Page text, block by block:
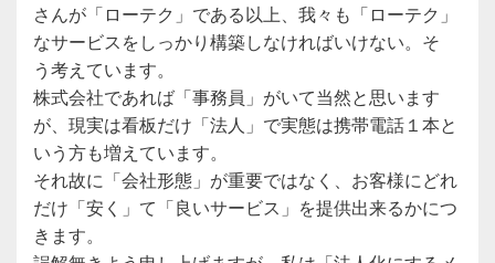
さんが「ローテク」である以上、我々も「ローテク」
なサービスをしっかり構築しなければいけない。そ
う考えています。
株式会社であれば「事務員」がいて当然と思います
が、現実は看板だけ「法人」で実態は携帯電話１本と
いう方も増えています。
それ故に「会社形態」が重要ではなく、お客様にどれ
だけ「安く」て「良いサービス」を提供出来るかにつ
きます。